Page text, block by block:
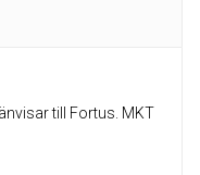
till Fortus. MKT